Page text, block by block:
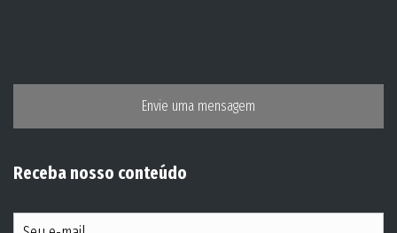
Envie uma mensagem
Receba nosso conteúdo